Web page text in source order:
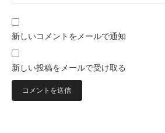
新しいコメントをメールで通知
新しい投稿をメールで受け取る